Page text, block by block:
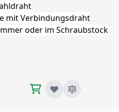
mit Verbindungsdraht
oder im Schraubstock